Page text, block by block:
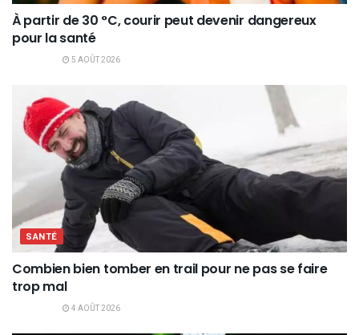
À partir de 30 °C, courir peut devenir dangereux
pour la santé
5 AOÛT 2026
SANTÉ
Combien bien tomber en trail pour ne pas se faire
trop mal
4 AOÛT 2026